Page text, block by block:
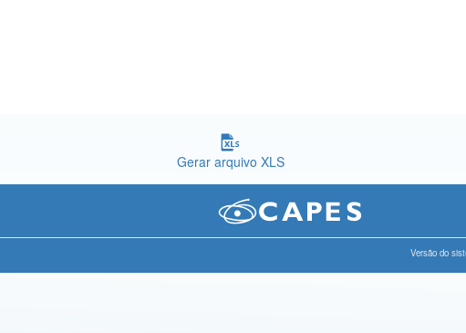
Gerar arquivo XLS
Versão do